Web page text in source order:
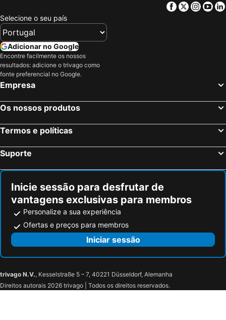
Facebook
Twitter
Selecione o seu país
Adicionar no Google
Encontre facilmente os nossos
resultados: adicione o trivago como
fonte preferencial no Google.
Empresa
Os nossos produtos
Termos e políticas
Suporte
Inicie sessão para desfrutar de
vantagens exclusivas para membros
Personalize a sua experiência
Ofertas e preços para membros
Iniciar sessão
trivago N.V., Kesselstraße 5 – 7, 40221 Düsseldorf, Alemanha
Direitos autorais 2026 trivago | Todos os direitos reservados.